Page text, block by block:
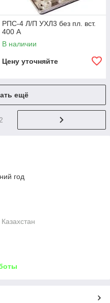
РПС-4 Л/П УХЛ3 без пл. вст.
400 А
В наличии
Цену уточняйте
ещё
год